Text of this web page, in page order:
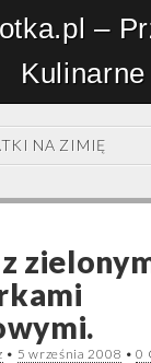
–
Kulinarne
NA ZIMIĘ
• 5 września 2008 •0